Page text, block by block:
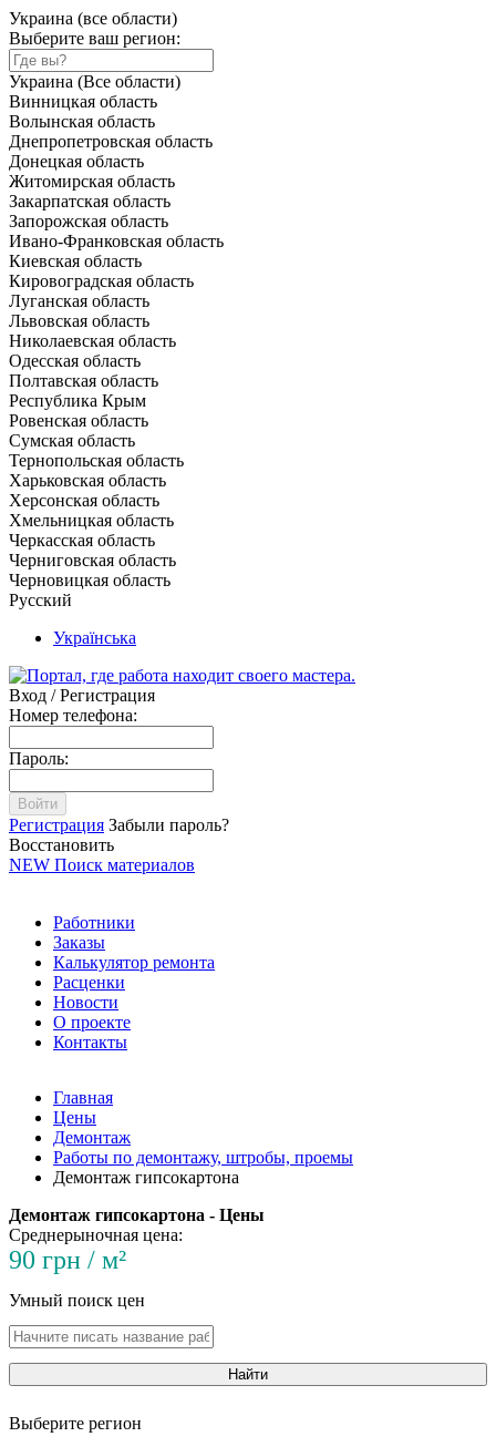
Украина (все области)
Выберите ваш регион:
Украина (Все области)
Винницкая область
Волынская область
Днепропетровская область
Донецкая область
Житомирская область
Закарпатская область
Запорожская область
Ивано-Франковская область
Киевская область
Кировоградская область
Луганская область
Львовская область
Николаевская область
Одесская область
Полтавская область
Республика Крым
Ровенская область
Сумская область
Тернопольская область
Харьковская область
Херсонская область
Хмельницкая область
Черкасская область
Черниговская область
Черновицкая область
Русский
Українська
Вход / Регистрация
Номер телефона:
Пароль:
Войти
Регистрация Забыли пароль?
Восстановить
NEW Поиск материалов
Работники
Заказы
Калькулятор ремонта
Расценки
Новости
О проекте
Контакты
Главная
Цены
Демонтаж
Работы по демонтажу, штробы, проемы
Демонтаж гипсокартона
Демонтаж гипсокартона - Цены
Среднерыночная цена:
90 грн / м²
Умный поиск цен
Найти
Выберите регион